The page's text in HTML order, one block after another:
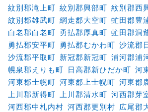
紋別郡滝上町 紋別郡興部町 紋別郡西
紋別郡雄武町 網走郡大空町 虻田郡豊
白老郡白老町
勇払郡厚真町 虻田郡洞
勇払郡安平町
勇払郡むかわ町 沙流郡
沙流郡平取町 新冠郡新冠町 浦河郡浦
幌泉郡えりも町
日高郡新ひだか町 河
河東郡士幌町 河東郡上士幌町 河東郡
上川郡新得町
上川郡清水町 河西郡芽
河西郡中札内村 河西郡更別村 広尾郡